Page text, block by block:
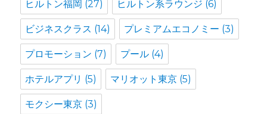
ヒルトン福岡 (27) ヒルトン系ラウンジ (6)
ビジネスクラス (14) プレミアムエコノミー (3)
プロモーション (7) プール (4)
ホテルアプリ (5) マリオット東京 (5)
モクシー東京 (3)